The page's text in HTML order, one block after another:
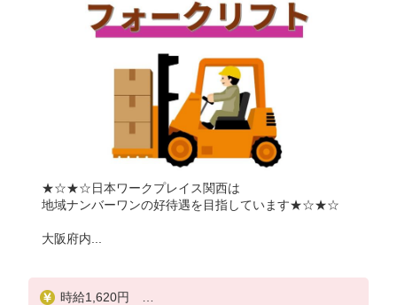
★☆★☆日本ワークプレイス関西は
地域ナンバーワンの好待遇を目指しています★☆★☆
大阪府内...
時給1,620円